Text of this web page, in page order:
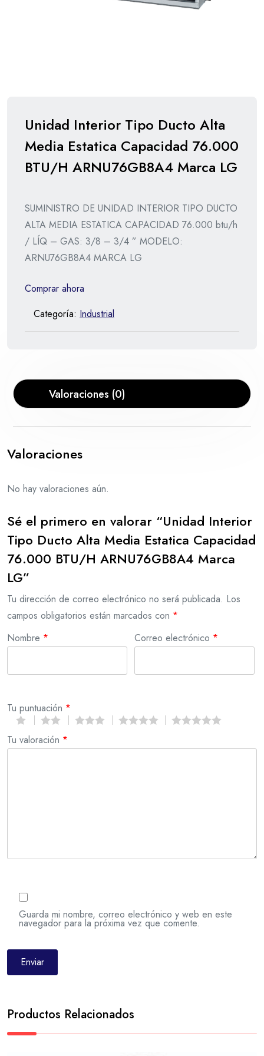
Unidad Interior Tipo Ducto Alta
Media Estatica Capacidad 76.000
BTU/H ARNU76GB8A4 Marca LG
SUMINISTRO DE UNIDAD INTERIOR TIPO DUCTO
ALTA MEDIA ESTATICA CAPACIDAD 76.000 btu/h
/ LÍQ – GAS: 3/8 – 3/4 ” MODELO:
ARNU76GB8A4 MARCA LG
Comprar ahora
Categoría: Industrial
Valoraciones (0)
Valoraciones
No hay valoraciones aún.
Sé el primero en valorar “Unidad Interior
Tipo Ducto Alta Media Estatica Capacidad
76.000 BTU/H ARNU76GB8A4 Marca
LG”
Tu dirección de correo electrónico no será publicada. Los
campos obligatorios están marcados con *
Nombre * Correo electrónico *
Tu puntuación *
Tu valoración *
Guarda mi nombre, correo electrónico y web en este
navegador para la próxima vez que comente.
Productos Relacionados